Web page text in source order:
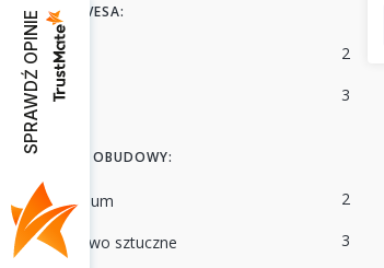
MONTAŻ VESA:
Montaż VESA:
tak 2
nie 3
MATERIAŁ OBUDOWY:
Materiał obudowy:
aluminium 2
tworzywo sztuczne 3
SPRAWDŹ OPINIE